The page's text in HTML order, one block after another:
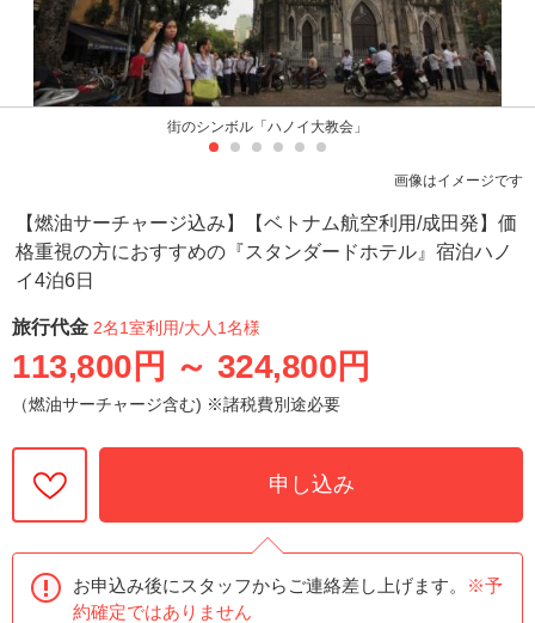
街のシンボル「ハノイ大教会」
画像はイメージです
【燃油サーチャージ込み】【ベトナム航空利用/成田発】価
格重視の方におすすめの『スタンダードホテル』宿泊ハノ
イ4泊6日
旅行代金 2名1室利用/大人1名様
113,800円 ～ 324,800円
（燃油サーチャージ含む) ※諸税費別途必要
申し込み
お申込み後にスタッフからご連絡差し上げます。
※予
約確定ではありません